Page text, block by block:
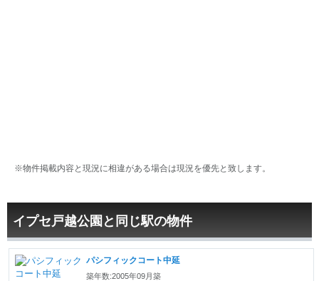
※物件掲載内容と現況に相違がある場合は現況を優先と致します。
イプセ戸越公園と同じ駅の物件
パシフィックコート中延
築年数:2005年09月築